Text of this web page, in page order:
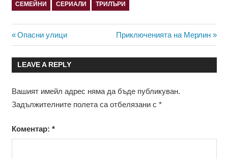
СЕМЕЙНИ СЕРИАЛИ ТРИЛЪРИ
Навигация
Previous
Post:
Опасни улици
Next
Post:
Приключенията на Мерлин
LEAVE A REPLY
Вашият имейл адрес няма да бъде публикуван.
Задължителните полета са отбелязани с *
Коментар: *